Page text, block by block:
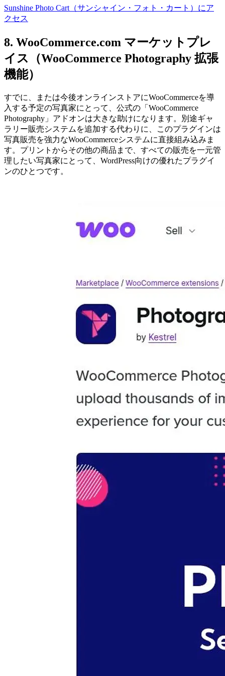
Sunshine Photo Cart（サンシャイン・フォト・カート）にア
クセス
8. WooCommerce.com マーケットプレ
イス（WooCommerce Photography 拡張
機能）
すでに、または今後オンラインストアにWooCommerceを導
入する予定の写真家にとって、公式の「WooCommerce
Photography」アドオンは大きな助けになります。別途ギャ
ラリー販売システムを追加する代わりに、このプラグインは
写真販売を強力なWooCommerceシステムに直接組み込みま
す。プリントからその他の商品まで、すべての販売を一元管
理したい写真家にとって、WordPress向けの優れたプラグイ
ンのひとつです。